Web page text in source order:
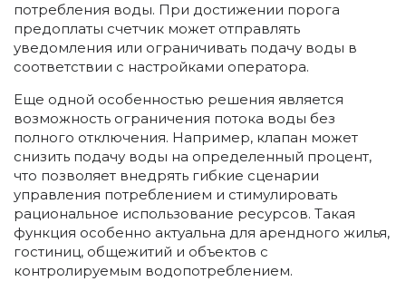
потребления воды. При достижении порога
предоплаты счетчик может отправлять
уведомления или ограничивать подачу воды в
соответствии с настройками оператора.
Еще одной особенностью решения является
возможность ограничения потока воды без
полного отключения. Например, клапан может
снизить подачу воды на определенный процент,
что позволяет внедрять гибкие сценарии
управления потреблением и стимулировать
рациональное использование ресурсов. Такая
функция особенно актуальна для арендного жилья,
гостиниц, общежитий и объектов с
контролируемым водопотреблением.